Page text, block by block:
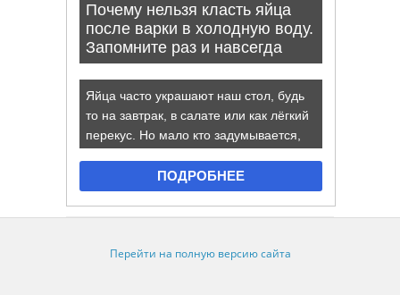
Перейти на полную версию сайта